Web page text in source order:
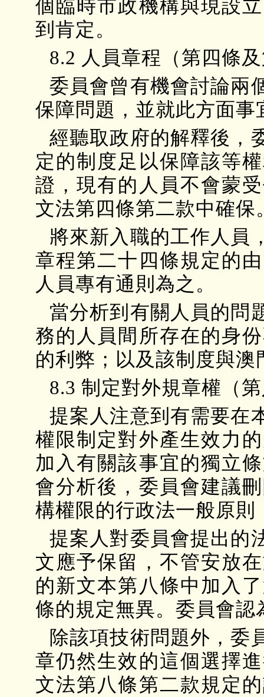
個臨時市政機構與現設
到肯定。
8.2 人員章程（第四條
委員會曾有機會討論兩
保障問題，並就此方面事
經聽取政府的解釋後，
定的制度足以保障該等
證，現有的人員不會蒙
文法第四條第二款中確保
將來新入職的工作人員
章程第二十四條規定的
人員專有通則為之。
當分析到有關人員的問
務的人員間所存在的身
的利弊；以及該制度與
8.3 制定對外規章權（
提案人注意到有需要在
權限制定對外產生效力
加入有關該事宜的獨立
會分析後，委員會建議
構權限的行政法一般原
提案人對委員會提出的
文應予保留，不管安放
的新文本第八條中加入
條的規定無異。委員會
除該項技術問題外，委
章仍然生效的這個選擇
文法第八條第二款規定